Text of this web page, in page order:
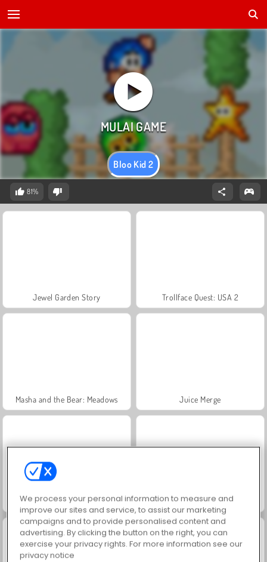
Bloo Kid 2
81%
Jewel Garden Story Trollface Quest: USA 2
Masha and the Bear: Meadows Juice Merge
Grand Mahjong Connect Scala 40
We process your personal information to measure and
improve our sites and service, to assist our marketing
campaigns and to provide personalised content and
advertising. By clicking the button on the right, you can
exercise your privacy rights. For more information see our
privacy notice